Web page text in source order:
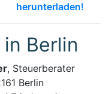
herunterladen!
Berlin
, Steuerberater
Berlin